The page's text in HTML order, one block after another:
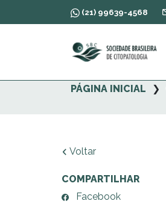
(21) 99639-4568
PÁGINA INICIAL
Voltar
COMPARTILHAR
Facebook